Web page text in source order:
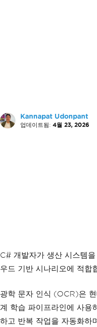
Kannapat Udonpant
업데이트됨: 4월 23, 2026
C# 개발자가 생산 시스템
우드 기반 시나리오에 적합
광학 문자 인식 (OCR)은
계 학습 파이프라인에 사용
하고 반복 작업을 자동화하